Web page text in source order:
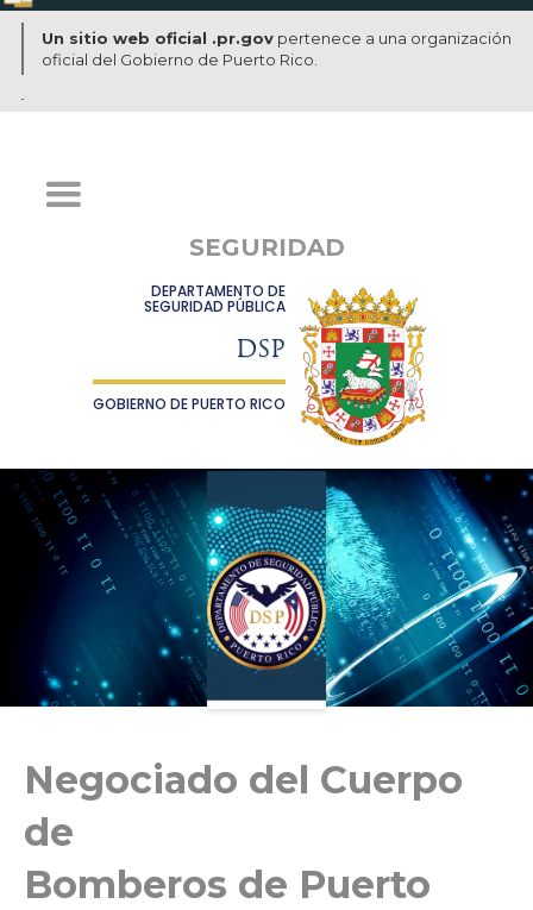
Un sitio web oficial .pr.govpertenece a una organización
oficial del Gobierno de Puerto Rico.
SEGURIDAD
DEPARTAMENTO DE
SEGURIDAD PÚBLICA
DSP
GOBIERNO DE PUERTO RICO
Negociado del Cuerpo
de
Bomberos de Puerto